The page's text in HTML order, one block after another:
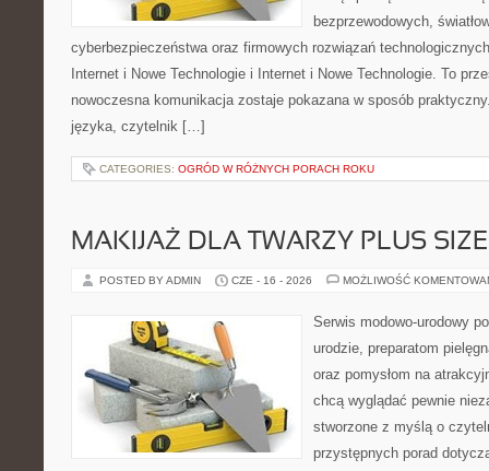
bezprzewodowych,
cyberbezpieczeństwa oraz firmowych rozwiązań
Internet i Nowe Technologie i Internet i Nowe Technologie. To
nowoczesna komunikacja zostaje pokazana w sposób
języka, czytelnik […]
CATEGORIES: OGRÓD W RÓŻNYCH PORACH ROKU
MAKIJAŻ DLA TWARZY PLUS SIZE
POSTED BY ADMIN CZE - 16 - 2026 MOŻLIWOŚĆ
Serwis modowo-urodowy
urodzie, preparatom
oraz pomysłom na
chcą wyglądać pewnie
stworzone z myślą o
przystępnych porad